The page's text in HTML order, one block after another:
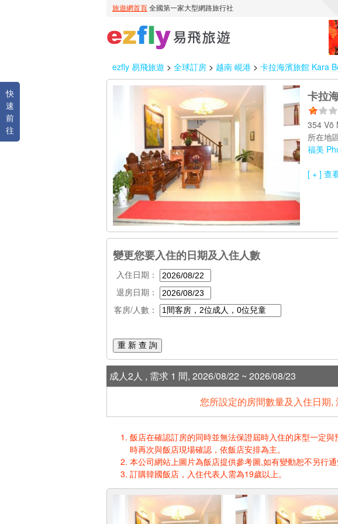
ezfly 易飛旅遊 > 全球訂房 > 越南 峴港 > 卡拉海濱旅館 Kara
快
速
前
往
卡拉
354 Võ
所在地
福美
[ + ] 查
變更您要入住的日期及入住人數
入住日期：
退房日期：
客房/人數：
重 新 查 詢
成人2人 , 需求 1 間, 2026/08/22 ~ 2026/08/23
您所設定的房間數量及入住日期
飯店在確認訂房的同時並無法保證屆時入住的床型一定
時再次與飯店現場確認，依飯店安排為主。
本公司網站上圖片為飯店提供參考圖,如有變動恕不另行
訂購韓國飯店，入住代表人需為19歲以上。